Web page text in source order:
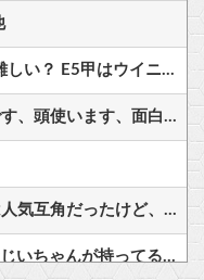
【艦これ】E4とE5はどっちの方が難しい？ E5甲はウイニングランって聞いたんだけど
【悲報】ぷよぷよ「キャラ可愛いです、頭使います、面白いです」←天下取れなかった理由…
【ダイの大冒険】マァムとレオナは人気互角だったけど、どっち派？
両津勘吉(2026)「こち亀の初版本おじいちゃんが持ってるかもしれないよ！内容は変わらないからね！」